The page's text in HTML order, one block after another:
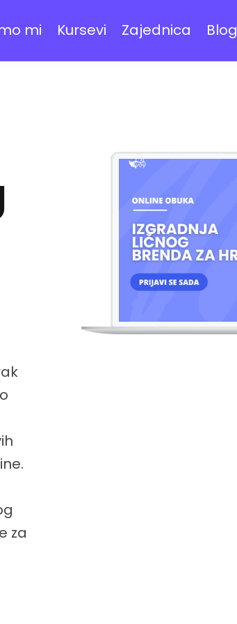
mi Kursevi Zajednica Blog
za